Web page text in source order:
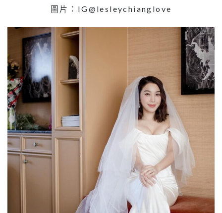
圖片：IG@lesleychianglove